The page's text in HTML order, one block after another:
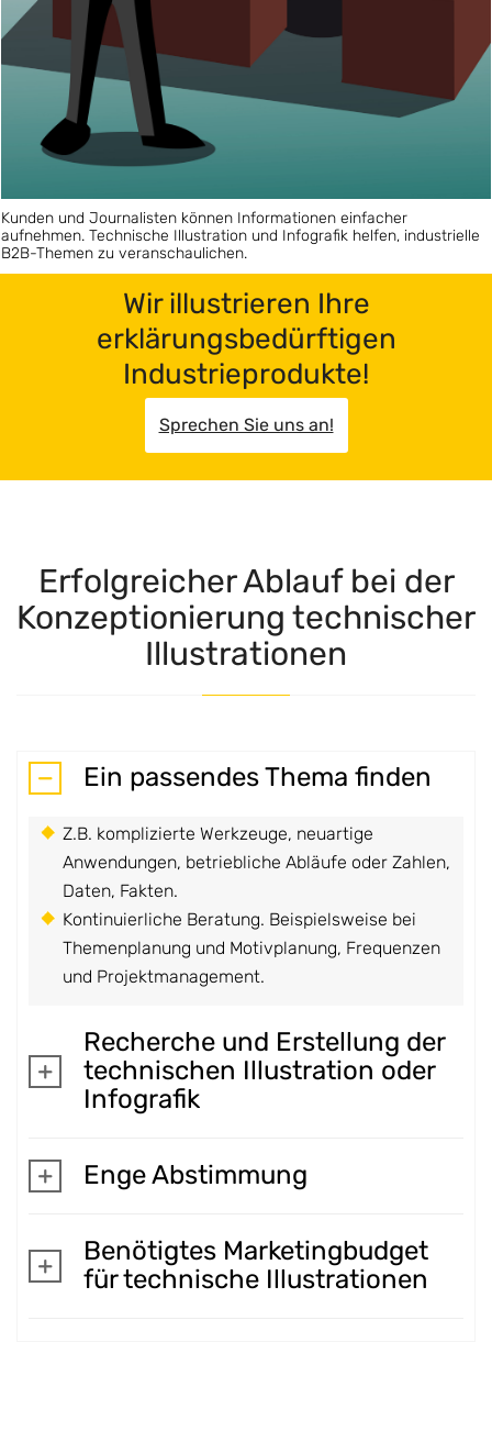
Kunden und Journalisten können Informationen einfacher
aufnehmen. Technische Illustration und Infografik helfen, industrielle
B2B-Themen zu veranschaulichen.
Wir illustrieren Ihre
erklärungsbedürftigen
Industrieprodukte!
Sprechen Sie uns an!
Erfolgreicher Ablauf bei der
Konzeptionierung technischer
Illustrationen
Ein passendes Thema finden
Z.B. komplizierte Werkzeuge, neuartige
Anwendungen, betriebliche Abläufe oder Zahlen,
Daten, Fakten.
Kontinuierliche Beratung. Beispielsweise bei
Themenplanung und Motivplanung, Frequenzen
und Projektmanagement.
Recherche und Erstellung der
technischen Illustration oder
Infografik
Enge Abstimmung
Benötigtes Marketingbudget
für technische Illustrationen